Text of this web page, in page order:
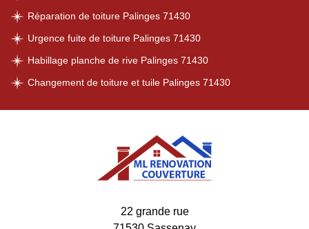
Réparation de toiture Palinges 71430
Urgence fuite de toiture Palinges 71430
Habillage planche de rive Palinges 71430
Changement de toiture et tuile Palinges 71430
22 grande rue